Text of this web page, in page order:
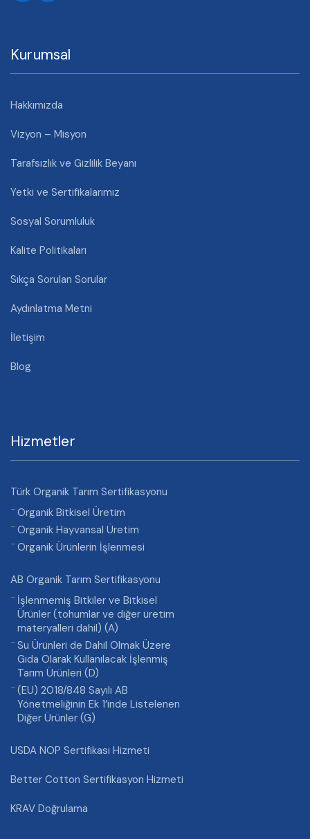
Kurumsal
Hakkımızda
Vizyon – Misyon
Tarafsızlık ve Gizlilik Beyanı
Yetki ve Sertifikalarımız
Sosyal Sorumluluk
Kalite Politikaları
Sıkça Sorulan Sorular
Aydınlatma Metni
İletişim
Blog
Hizmetler
Türk Organik Tarım Sertifikasyonu
Organik Bitkisel Üretim
Organik Hayvansal Üretim
Organik Ürünlerin İşlenmesi
AB Organik Tarım Sertifikasyonu
İşlenmemiş Bitkiler ve Bitkisel
Ürünler (tohumlar ve diğer üretim
materyalleri dahil) (A)
Su Ürünleri de Dahil Olmak Üzere
Gıda Olarak Kullanılacak İşlenmiş
Tarım Ürünleri (D)
(EU) 2018/848 Sayılı AB
Yönetmeliğinin Ek 1’inde Listelenen
Diğer Ürünler (G)
USDA NOP Sertifikası Hizmeti
Better Cotton Sertifikasyon Hizmeti
KRAV Doğrulama